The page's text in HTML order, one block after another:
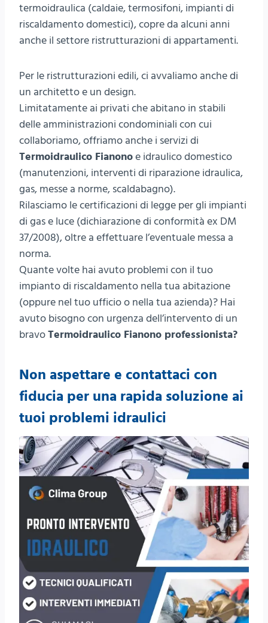
termoidraulica (caldaie, termosifoni, impianti di
riscaldamento domestici), copre da alcuni anni
anche il settore ristrutturazioni di appartamenti.
Per le ristrutturazioni edili, ci avvaliamo anche di
un architetto e un design.
Limitatamente ai privati che abitano in stabili
delle amministrazioni condominiali con cui
collaboriamo, offriamo anche i servizi di
Termoidraulico Fianonoe idraulico domestico
(manutenzioni, interventi di riparazione idraulica,
gas, messe a norme, scaldabagno).
Rilasciamo le certificazioni di legge per gli impianti
di gas e luce (dichiarazione di conformità ex DM
37/2008), oltre a effettuare l’eventuale messa a
norma.
Quante volte hai avuto problemi con il tuo
impianto di riscaldamento nella tua abitazione
(oppure nel tuo ufficio o nella tua azienda)? Hai
avuto bisogno con urgenza dell’intervento di un
bravoTermoidraulico Fianono professionista?
Non aspettare e contattaci con
fiducia per una rapida soluzione ai
tuoi problemi idraulici